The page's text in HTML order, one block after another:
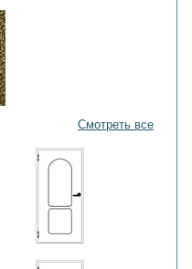
Смотреть все